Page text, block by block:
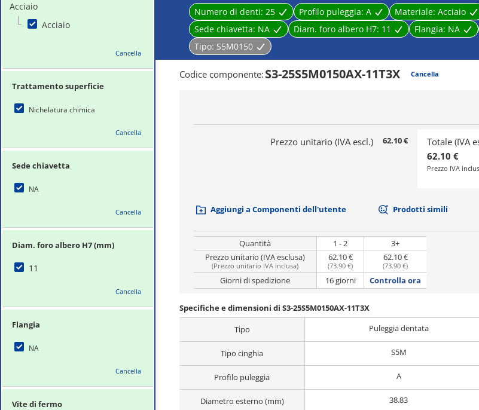
Acciaio
Acciaio
Cancella
Trattamento superficie
Nichelatura chimica
Cancella
Sede chiavetta
NA
Cancella
Diam. foro albero H7 (mm)
11
Cancella
Flangia
NA
Cancella
Vite di fermo
Numero di denti: 25 Profilo puleggia: A Materiale: Acciaio
Sede chiavetta: NA Diam. foro albero H7: 11 Flangia: NA
Tipo: S5M0150
Codice componente: S3-25S5M0150AX-11T3X Cancella
Prezzo unitario (IVA escl.) 62.10 €
Totale (IVA
62.10 €
Prezzo IVA
Aggiungi a Componenti dell'utente Prodotti simili
Quantità 1 - 2
3+
Prezzo unitario (IVA esclusa)
(Prezzo unitario IVA inclusa)
62.10 €
(73.90 €)
62.10 €
(73.90 €)
Giorni di spedizione 16 giorni Controlla ora
Specifiche e dimensioni di S3-25S5M0150AX-11T3X
Tipo
Puleggia dentata
Tipo cinghia S5M
Profilo puleggia A
Diametro esterno (mm) 38.83